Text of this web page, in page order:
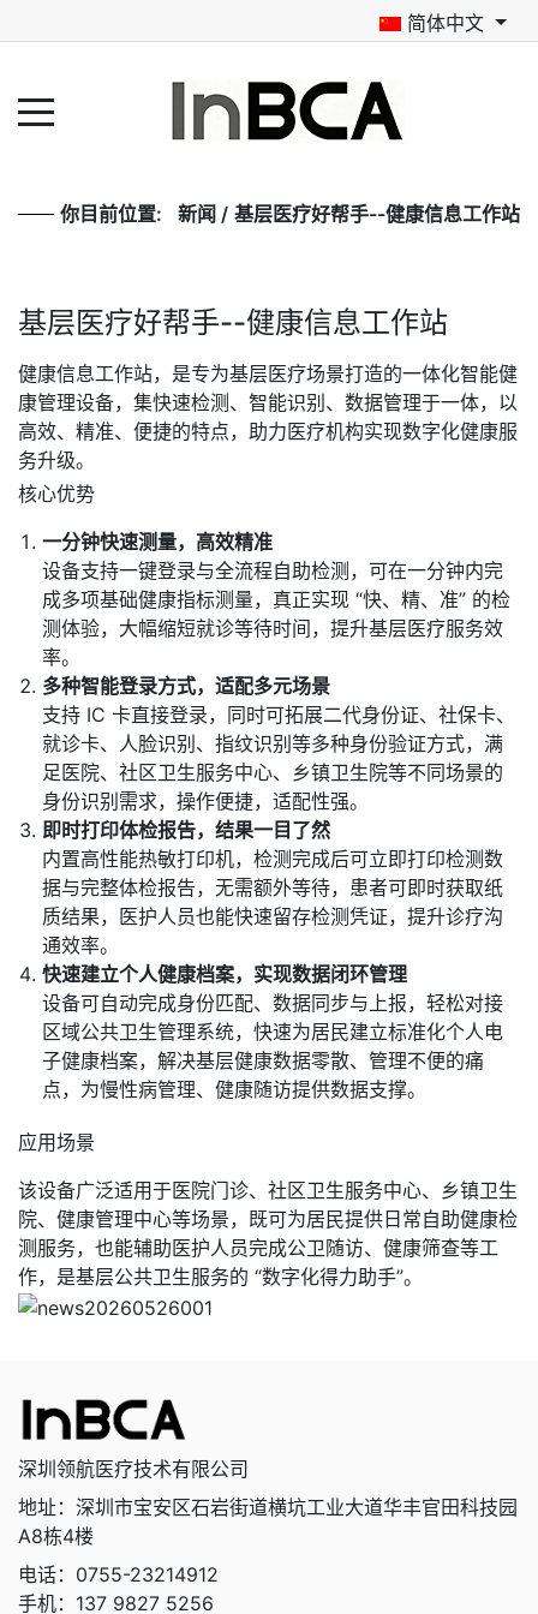
简体中文
你目前位置: 新闻 / 基层医疗好帮手--健康信息工作站
基层医疗好帮手--健康信息工作站
健康信息工作站，是专为基层医疗场景打造的一体化智能健
康管理设备，集快速检测、智能识别、数据管理于一体，以
高效、精准、便捷的特点，助力医疗机构实现数字化健康服
务升级。
核心优势
一分钟快速测量，高效精准
设备支持一键登录与全流程自助检测，可在一分钟内完
成多项基础健康指标测量，真正实现 “快、精、准” 的检
测体验，大幅缩短就诊等待时间，提升基层医疗服务效
率。
多种智能登录方式，适配多元场景
支持 IC 卡直接登录，同时可拓展二代身份证、社保卡、
就诊卡、人脸识别、指纹识别等多种身份验证方式，满
足医院、社区卫生服务中心、乡镇卫生院等不同场景的
身份识别需求，操作便捷，适配性强。
即时打印体检报告，结果一目了然
内置高性能热敏打印机，检测完成后可立即打印检测数
据与完整体检报告，无需额外等待，患者可即时获取纸
质结果，医护人员也能快速留存检测凭证，提升诊疗沟
通效率。
快速建立个人健康档案，实现数据闭环管理
设备可自动完成身份匹配、数据同步与上报，轻松对接
区域公共卫生管理系统，快速为居民建立标准化个人电
子健康档案，解决基层健康数据零散、管理不便的痛
点，为慢性病管理、健康随访提供数据支撑。
应用场景
该设备广泛适用于医院门诊、社区卫生服务中心、乡镇卫生
院、健康管理中心等场景，既可为居民提供日常自助健康检
测服务，也能辅助医护人员完成公卫随访、健康筛查等工
作，是基层公共卫生服务的 “数字化得力助手”。
深圳领航医疗技术有限公司
地址：深圳市宝安区石岩街道横坑工业大道华丰官田科技园
A8栋4楼
电话：0755-23214912
手机：137 9827 5256